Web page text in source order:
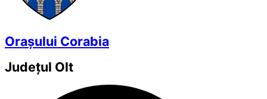
Orașului Corabia
Județul Olt